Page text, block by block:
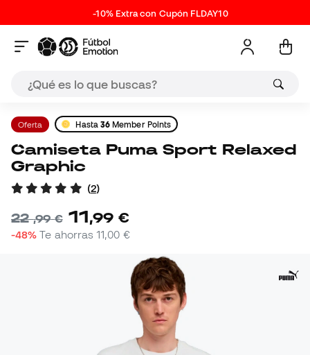
-10% Extra con Cupón FLDAY10
Oferta Hasta 36 Member Points
Camiseta Puma Sport Relaxed
Graphic
(2)
22,99 € 11,99 €
-48% Te ahorras11,00 €